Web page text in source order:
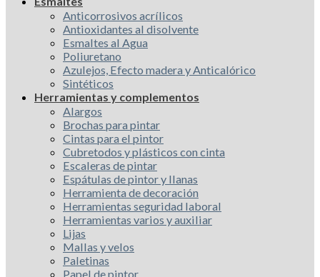
Anticorrosivos acrílicos
Antioxidantes al disolvente
Esmaltes al Agua
Poliuretano
Azulejos, Efecto madera y Anticalórico
Sintéticos
Herramientas y complementos
Alargos
Brochas para pintar
Cintas para el pintor
Cubretodos y plásticos con cinta
Escaleras de pintar
Espátulas de pintor y llanas
Herramienta de decoración
Herramientas seguridad laboral
Herramientas varios y auxiliar
Lijas
Mallas y velos
Paletinas
Papel de pintor